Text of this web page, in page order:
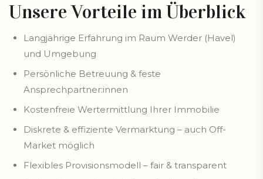
Unsere Vorteile im Überblick
Langjährige Erfahrung im Raum Werder (Havel)
und Umgebung
Persönliche Betreuung & feste
Ansprechpartner:innen
Kostenfreie Wertermittlung Ihrer Immobilie
Diskrete & effiziente Vermarktung – auch Off-
Market möglich
Flexibles Provisionsmodell – fair & transparent